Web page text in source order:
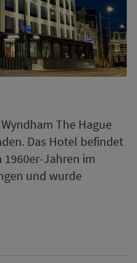
The Hague
Das Hotel befindet
1960er-Jahren im
und wurde